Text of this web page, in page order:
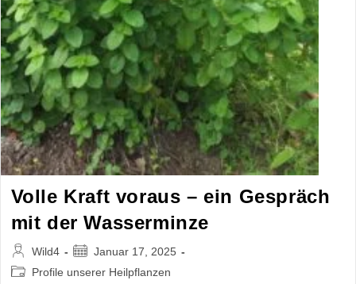
Volle Kraft voraus – ein Gespräch
mit der Wasserminze
Beitrags-
Autor:
Wild4
Beitrag
veröffentlicht:
Januar 17, 2025
Beitrags-Profile unserer Heilpflanzen